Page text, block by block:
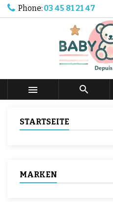
Phone: 03 45 81 21 47
 
STARTSEITE
MARKEN